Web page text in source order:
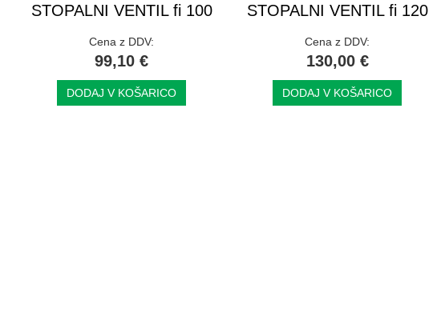
STOPALNI VENTIL fi 100
Cena z DDV:
99,10 €
DODAJ V KOŠARICO
STOPALNI VENTIL fi 120
Cena z DDV:
130,00 €
DODAJ V KOŠARICO